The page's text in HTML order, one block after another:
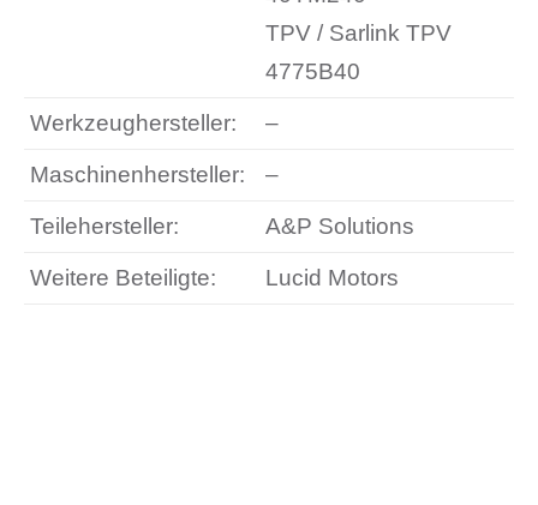
TPV / Sarlink TPV
4775B40
Werkzeughersteller: –
Maschinenhersteller: –
Teilehersteller: A&P Solutions
Weitere Beteiligte: Lucid Motors